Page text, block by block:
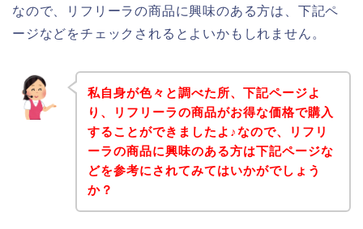
なので、リフリーラの商品に興味のある方は、下記ペ
ージなどをチェックされるとよいかもしれません。
私自身が色々と調べた所、下記ページよ
り、リフリーラの商品がお得な価格で購入
することができましたよ♪なので、リフリ
ーラの商品に興味のある方は下記ページな
どを参考にされてみてはいかがでしょう
か？